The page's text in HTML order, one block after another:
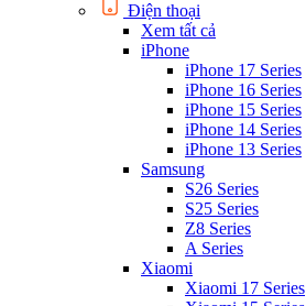
Điện thoại
Xem tất cả
iPhone
iPhone 17 Series
iPhone 16 Series
iPhone 15 Series
iPhone 14 Series
iPhone 13 Series
Samsung
S26 Series
S25 Series
Z8 Series
A Series
Xiaomi
Xiaomi 17 Series